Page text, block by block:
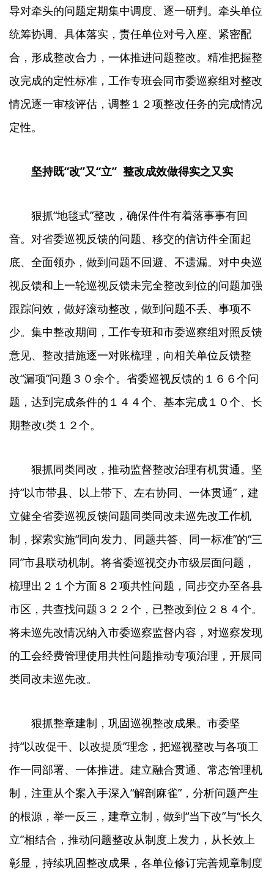
导对牵头的问题定期集中调度、逐一研判。牵头单位
统筹协调、具体落实，责任单位对号入座、紧密配
合，形成整改合力，一体推进问题整改。精准把握整
改完成的定性标准，工作专班会同市委巡察组对整改
情况逐一审核评估，调整１２项整改任务的完成情况
定性。
坚持既“改”又“立” 整改成效做得实之又实
狠抓“地毯式”整改，确保件件有着落事事有回
音。对省委巡视反馈的问题、移交的信访件全面起
底、全面领办，做到问题不回避、不遗漏。对中央巡
视反馈和上一轮巡视反馈未完全整改到位的问题加强
跟踪问效，做好滚动整改，做到问题不丢、事项不
少。集中整改期间，工作专班和市委巡察组对照反馈
意见、整改措施逐一对账梳理，向相关单位反馈整
改“漏项”问题３０余个。省委巡视反馈的１６６个问
题，达到完成条件的１４４个、基本完成１０个、长
期整改ι类１２个。
狠抓同类同改，推动监督整改治理有机贯通。坚
持“以市带县、以上带下、左右协同、一体贯通”，建
立健全省委巡视反馈问题同类同改未巡先改工作机
制，探索实施“同向发力、同题共答、同一标准”的“三
同”市县联动机制。将省委巡视交办市级层面问题，
梳理出２１个方面８２项共性问题，同步交办至各县
市区，共查找问题３２２个，已整改到位２８４个。
将未巡先改情况纳入市委巡察监督内容，对巡察发现
的工会经费管理使用共性问题推动专项治理，开展同
类同改未巡先改。
狠抓整章建制，巩固巡视整改成果。市委坚
持“以改促干、以改提质”理念，把巡视整改与各项工
作一同部署、一体推进。建立融合贯通、常态管理机
制，注重从个案入手深入“解剖麻雀”，分析问题产生
的根源，举一反三，建章立制，做到“当下改”与“长久
立”相结合，推动问题整改从制度上发力，从长效上
彰显，持续巩固整改成果，各单位修订完善规章制度